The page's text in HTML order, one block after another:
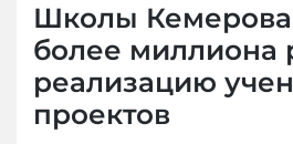
Школы Кемерова
более миллиона
реализацию
проектов